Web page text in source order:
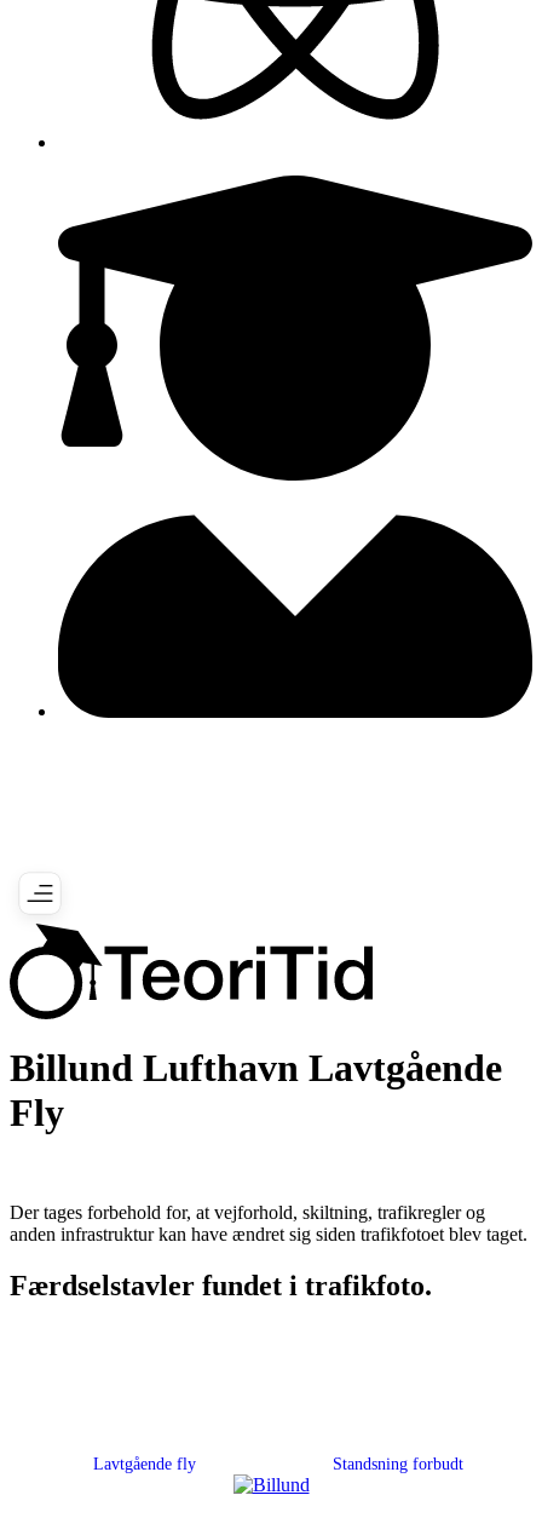
Billund Lufthavn Lavtgående
Fly
Der tages forbehold for, at vejforhold, skiltning, trafikregler og
anden infrastruktur kan have ændret sig siden trafikfotoet blev taget.
Færdselstavler fundet i trafikfoto.
Lavtgående fly Standsning forbudt